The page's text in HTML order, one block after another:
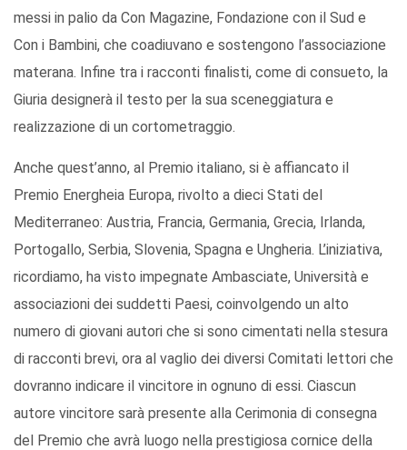
messi in palio da Con Magazine, Fondazione con il Sud e
Con i Bambini, che coadiuvano e sostengono l’associazione
materana. Infine tra i racconti finalisti, come di consueto, la
Giuria designerà il testo per la sua sceneggiatura e
realizzazione di un cortometraggio.
Anche quest’anno, al Premio italiano, si è affiancato il
Premio Energheia Europa, rivolto a dieci Stati del
Mediterraneo: Austria, Francia, Germania, Grecia, Irlanda,
Portogallo, Serbia, Slovenia, Spagna e Ungheria. L’iniziativa,
ricordiamo, ha visto impegnate Ambasciate, Università e
associazioni dei suddetti Paesi, coinvolgendo un alto
numero di giovani autori che si sono cimentati nella stesura
di racconti brevi, ora al vaglio dei diversi Comitati lettori che
dovranno indicare il vincitore in ognuno di essi. Ciascun
autore vincitore sarà presente alla Cerimonia di consegna
del Premio che avrà luogo nella prestigiosa cornice della